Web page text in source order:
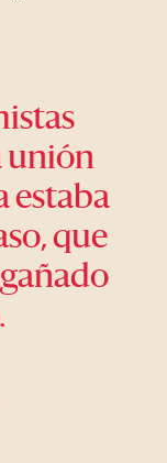
de
unión
estaba
que